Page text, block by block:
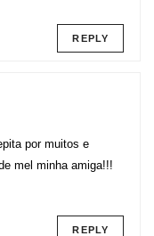
REPLY
por muitos e
mel minha amiga!!!
REPLY